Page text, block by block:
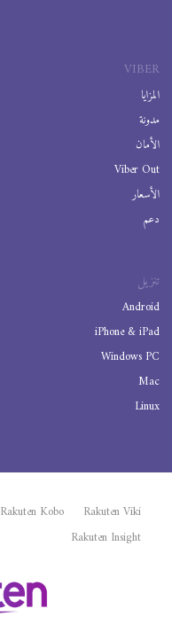
VIBER
المزايا
مدونة
الأمان
Viber Out
الأسعار
دعم
تنزيل
Android
iPhone & iPad
Windows PC
Mac
Linux
Rakuten Viki
Rakuten Kobo
Rakuten Insight